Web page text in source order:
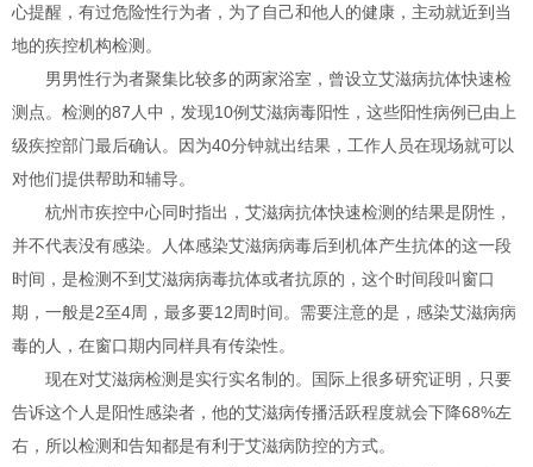
心提醒，有过危险性行为者，为了自己和他人的健康，主动就近到当
地的疾控机构检测。
男男性行为者聚集比较多的两家浴室，曾设立艾滋病抗体快速检
测点。检测的87人中，发现10例艾滋病毒阳性，这些阳性病例已由上
级疾控部门最后确认。因为40分钟就出结果，工作人员在现场就可以
对他们提供帮助和辅导。
杭州市疾控中心同时指出，艾滋病抗体快速检测的结果是阴性，
并不代表没有感染。人体感染艾滋病病毒后到机体产生抗体的这一段
时间，是检测不到艾滋病病毒抗体或者抗原的，这个时间段叫窗口
期，一般是2至4周，最多要12周时间。需要注意的是，感染艾滋病病
毒的人，在窗口期内同样具有传染性。
现在对艾滋病检测是实行实名制的。国际上很多研究证明，只要
告诉这个人是阳性感染者，他的艾滋病传播活跃程度就会下降68%左
右，所以检测和告知都是有利于艾滋病防控的方式。